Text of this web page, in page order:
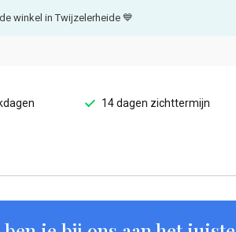
winkel in Twijzelerheide 💙
14 dagen zichttermijn